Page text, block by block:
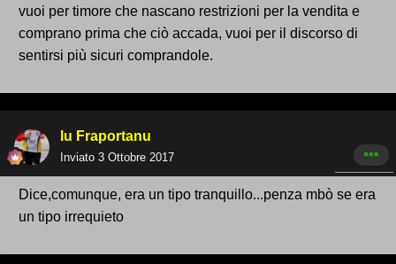
vuoi per timore che nascano restrizioni per la vendita e
comprano prima che ciò accada, vuoi per il discorso di
sentirsi più sicuri comprandole.
lu Fraportanu
Inviato 3 Ottobre 2017
Dice,comunque, era un tipo tranquillo...penza mbò se era
un tipo irrequieto